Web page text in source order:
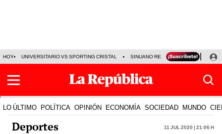
HOY UNIVERSITARIO VS SPORTING CRISTAL SINUANO RESULTADOS HOY
LO ÚLTIMO POLÍTICA OPINIÓN ECONOMÍA SOCIEDAD MUNDO
Deportes 11 Jul 2020 | 21:06 h